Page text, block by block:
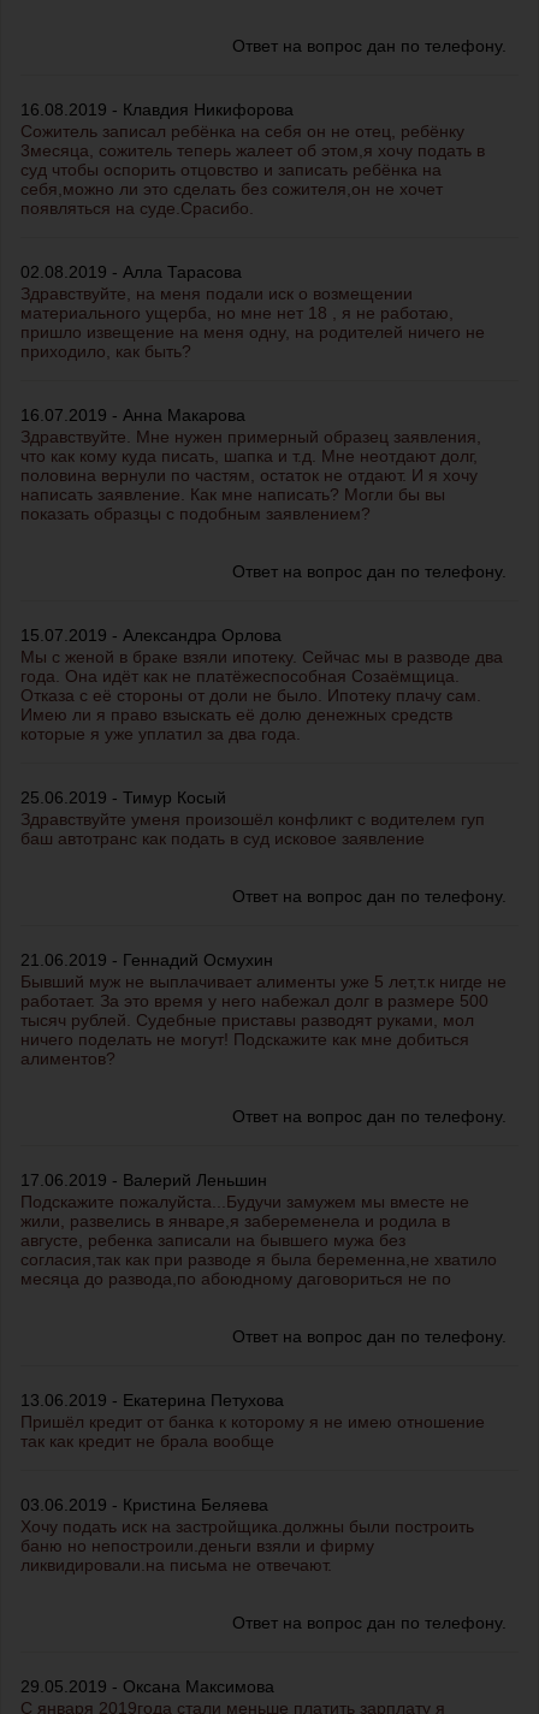
Ответ на вопрос дан по телефону.
16.08.2019 - Клавдия Никифорова
Сожитель записал ребёнка на себя он не отец, ребёнку
3месяца, сожитель теперь жалеет об этом,я хочу подать в
суд чтобы оспорить отцовство и записать ребёнка на
себя,можно ли это сделать без сожителя,он не хочет
появляться на суде.Срасибо.
02.08.2019 - Алла Тарасова
Здравствуйте, на меня подали иск о возмещении
материального ущерба, но мне нет 18 , я не работаю,
пришло извещение на меня одну, на родителей ничего не
приходило, как быть?
16.07.2019 - Анна Макарова
Здравствуйте. Мне нужен примерный образец заявления,
что как кому куда писать, шапка и т.д. Мне неотдают долг,
половина вернули по частям, остаток не отдают. И я хочу
написать заявление. Как мне написать? Могли бы вы
показать образцы с подобным заявлением?
Ответ на вопрос дан по телефону.
15.07.2019 - Александра Орлова
Мы с женой в браке взяли ипотеку. Сейчас мы в разводе два
года. Она идёт как не платёжеспособная Созаёмщица.
Отказа с её стороны от доли не было. Ипотеку плачу сам.
Имею ли я право взыскать её долю денежных средств
которые я уже уплатил за два года.
25.06.2019 - Тимур Косый
Здравствуйте уменя произошёл конфликт с водителем гуп
баш автотранс как подать в суд исковое заявление
Ответ на вопрос дан по телефону.
21.06.2019 - Геннадий Осмухин
Бывший муж не выплачивает алименты уже 5 лет,т.к нигде не
работает. За это время у него набежал долг в размере 500
тысяч рублей. Судебные приставы разводят руками, мол
ничего поделать не могут! Подскажите как мне добиться
алиментов?
Ответ на вопрос дан по телефону.
17.06.2019 - Валерий Леньшин
Подскажите пожалуйста...Будучи замужем мы вместе не
жили, развелись в январе,я забеременела и родила в
августе, ребенка записали на бывшего мужа без
согласия,так как при разводе я была беременна,не хватило
месяца до развода,по абоюдному даговориться не по
Ответ на вопрос дан по телефону.
13.06.2019 - Екатерина Петухова
Пришёл кредит от банка к которому я не имею отношение
так как кредит не брала вообще
03.06.2019 - Кристина Беляева
Хочу подать иск на застройщика.должны были построить
баню но непостроили.деньги взяли и фирму
ликвидировали.на письма не отвечают.
Ответ на вопрос дан по телефону.
29.05.2019 - Оксана Максимова
С января 2019года стали меньше платить зарплату я